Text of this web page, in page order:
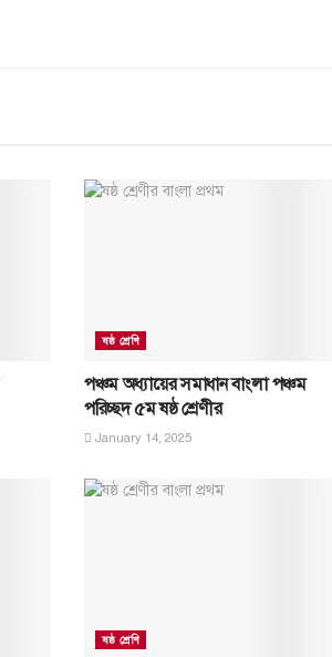
ষষ্ঠ শ্রেণি
পঞ্চম অধ্যায়ের সমাধান বাংলা পঞ্চম
পরিচ্ছদ ৫ম ষষ্ঠ শ্রেণীর
January 14, 2025
ষষ্ঠ শ্রেণি